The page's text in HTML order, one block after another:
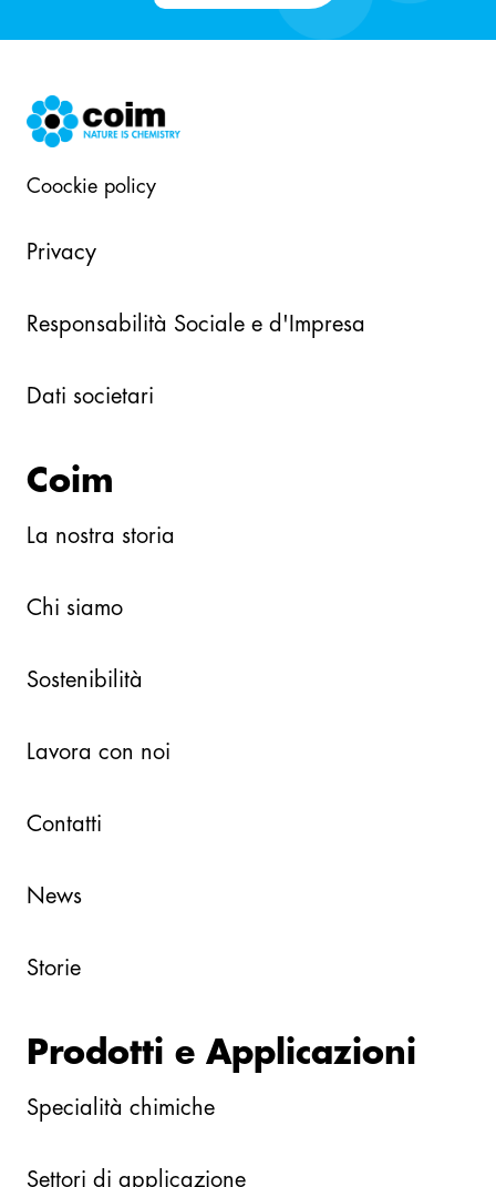
Coockie policy
Privacy
Responsabilità Sociale e d'Impresa
Dati societari
Coim
La nostra storia
Chi siamo
Sostenibilità
Lavora con noi
Contatti
News
Storie
Prodotti e Applicazioni
Specialità chimiche
Settori di applicazione